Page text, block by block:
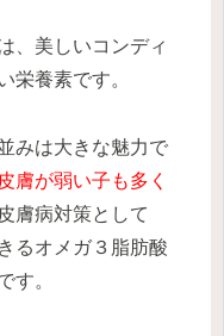
、美しいコンディ
栄養素です。
みは大きな魅力で
膚が弱い子も多く
膚病対策として
るオメガ３脂肪酸
す。